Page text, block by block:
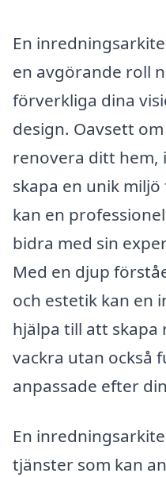
En
en avgörande roll
förverkliga dina
design. Oavsett
renovera ditt
skapa en unik
kan en
bidra med sin
Med en djup
och estetik kan en
hjälpa till att skapa
vackra utan också
anpassade efter
En
tjänster som kan